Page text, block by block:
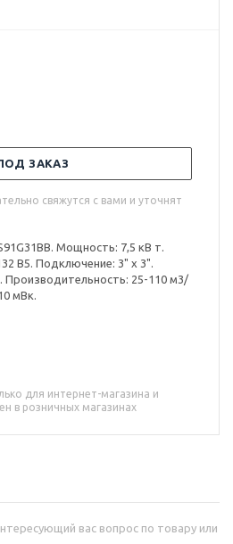
ЗАКАЗ
свяжутся с вами и уточнят
Мощность: 7,5 кВ т.
B5. Подключение: 3" x 3".
25-110 м3/
мВк.
для интернет-магазина и
в розничных магазинах
вас вопрос по товару или